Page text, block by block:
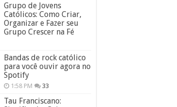
Grupo de Jovens
Católicos: Como Criar,
Organizar e Fazer seu
Grupo Crescer na Fé
Bandas de rock católico
para você ouvir agora no
Spotify
1:58 PM 33
Tau Franciscano: